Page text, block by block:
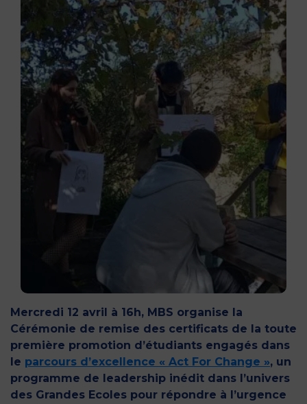
Mercredi 12 avril à 16h, MBS organise la
Cérémonie de remise des certificats de la toute
première promotion d’étudiants engagés dans
le parcours d’excellence « Act For Change », un
programme de leadership inédit dans l’univers
des Grandes Ecoles pour répondre à l’urgence